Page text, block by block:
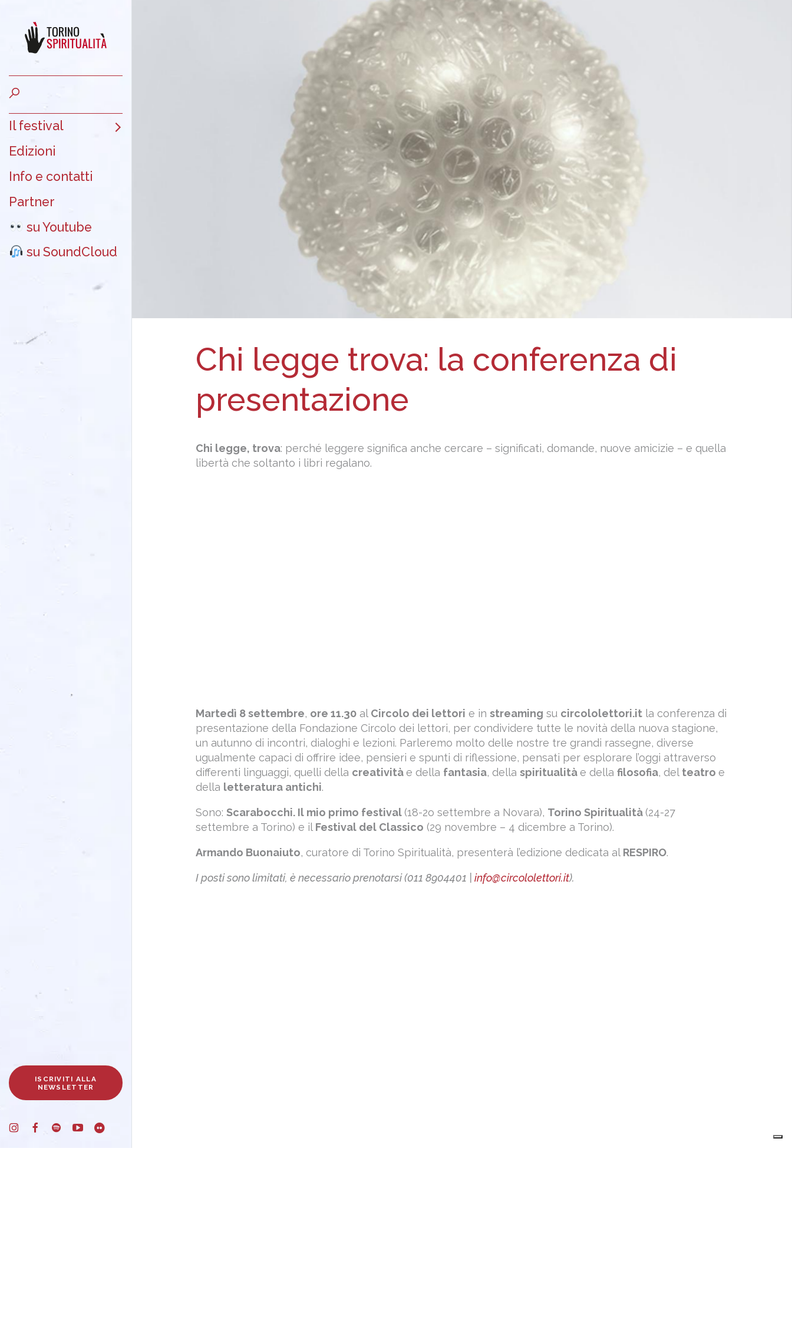
Il festival
Edizioni
Info e contatti
Partner
su Youtube
su SoundCloud
ISCRIVITI ALLA
NEWSLETTER
Chi legge trova: la conferenza di
presentazione
Chi legge, trova: perché leggere significa anche cercare – significati, domande, nuove amicizie – e quella
libertà che soltanto i libri regalano.
Martedì 8 settembre, ore 11.30 al Circolo dei lettori e instreaming su circololettori.it la conferenza di
presentazione della Fondazione Circolo dei lettori, per condividere tutte le novità della nuova stagione,
un autunno di incontri, dialoghi e lezioni. Parleremo molto delle nostre tre grandi rassegne, diverse
ugualmente capaci di offrire idee, pensieri e spunti di riflessione, pensati per esplorare l’oggi attraverso
differenti linguaggi, quelli della creatività e della fantasia, dellaspiritualità e dellafilosofia, del teatro e
della letteratura antichi.
Sono:Scarabocchi. Il mio primo festival (18-2o settembre a Novara), Torino Spiritualità (24-27
settembre a Torino) e il Festival del Classico (29 novembre – 4 dicembre a Torino).
Armando Buonaiuto, curatore di Torino Spiritualità, presenterà l’edizione dedicata al RESPIRO.
I posti sono limitati, è necessario prenotarsi (011 8904401 |info@circololettori.it).